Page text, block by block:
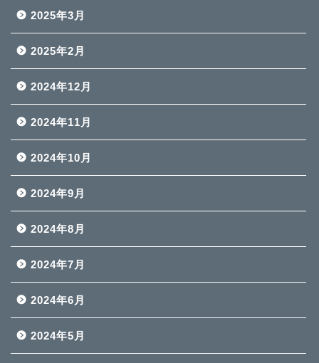
2025年3月
2025年2月
2024年12月
2024年11月
2024年10月
2024年9月
2024年8月
2024年7月
2024年6月
2024年5月